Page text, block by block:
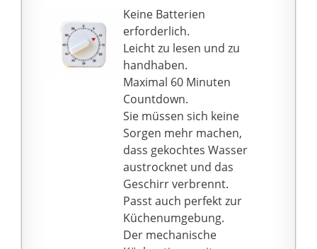
Edelstahlmaterial:
Edelstahlmaterial,
Rostschutz, bequemer
Griff, starke Basis, nicht
leicht abzurutschen
Genaue Skalierung:
Genaue Skalierung, mit
der Sie die Zeit, den
Timing-Helfer und die
durchdachte Erstellung
genau steuern können
Keine Batterien
erforderlich.
Leicht zu lesen und zu
handhaben.
Maximal 60 Minuten
Countdown.
Sie müssen sich keine
Sorgen mehr machen,
dass gekochtes Wasser
austrocknet und das
Geschirr verbrennt.
Passt auch perfekt zur
Küchenumgebung.
Der mechanische